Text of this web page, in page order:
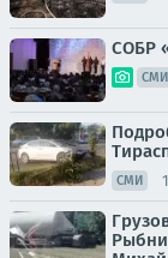
СОБР
СМИ
СМИ